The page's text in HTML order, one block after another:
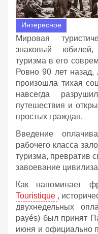
Интересное
Мировая
знаковый
туризма в его
Ровно 90 лет
произошла тихая
навсегда
путешествия и
простых граждан.
Введение
рабочего класса
туризма, превратив
завоевание
Как напоминает
Touristique ,
двухнедельных
payés) был принят
июня и официально